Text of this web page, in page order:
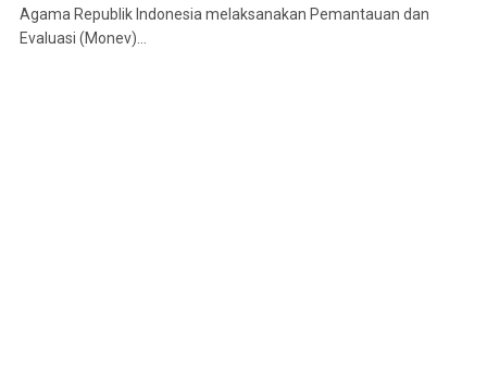
Agama Republik Indonesia melaksanakan Pemantauan dan
Evaluasi (Monev)…